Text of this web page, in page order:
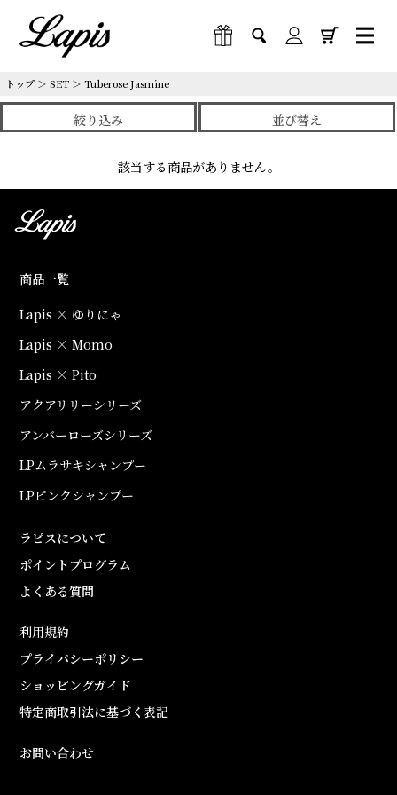
トップ ＞ SET ＞ Tuberose Jasmine
絞り込み 並び替え
該当する商品がありません。
商品一覧
Lapis × ゆりにゃ
Lapis × Momo
Lapis × Pito
アクアリリーシリーズ
アンバーローズシリーズ
LPムラサキシャンプー
LPピンクシャンプー
ラピスについて
ポイントプログラム
よくある質問
利用規約
プライバシーポリシー
ショッピングガイド
特定商取引法に基づく表記
お問い合わせ